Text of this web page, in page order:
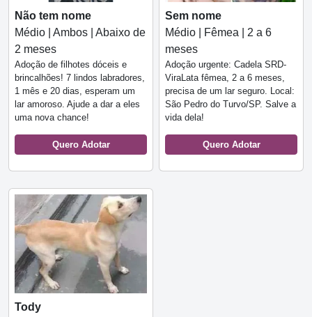
Não tem nome
Médio | Ambos | Abaixo de
2 meses
Adoção de filhotes dóceis e
brincalhões! 7 lindos labradores,
1 mês e 20 dias, esperam um
lar amoroso. Ajude a dar a eles
uma nova chance!
Quero Adotar
Sem nome
Médio | Fêmea | 2 a 6
meses
Adoção urgente: Cadela SRD-
ViraLata fêmea, 2 a 6 meses,
precisa de um lar seguro. Local:
São Pedro do Turvo/SP. Salve a
vida dela!
Quero Adotar
Tody